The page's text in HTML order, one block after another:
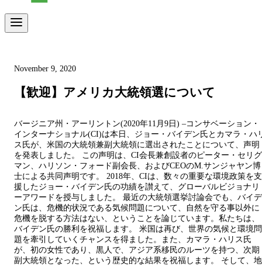
November 9, 2020
【歓迎】アメリカ大統領選について
バージニア州・アーリントン(2020年11月9日) –コンサベーション・
インターナショナル(CI)は本日、ジョー・バイデン氏とカマラ・ハ
ス氏が、米国の大統領兼副大統領に選出されたことについて、声明
を発表しました。 この声明は、CI会長兼創設者のピーター・セリグ
マン、ハリソン・フォード副会長、およびCEOのM.サンジャヤン博
士による共同声明です。 2018年、CIは、数々の重要な環境政策を支
援したジョー・バイデン氏の功績を讃えて、グローバルビジョナリ
ーアワードを授与しました。 最近の大統領選挙討論会でも、バイデ
ン氏は、危機的状況である気候問題について、自然を守る事以外に
危機を脱する方法はない、ということを論じています。私たちは、
バイデン氏の勝利を祝福します。 米国は再び、世界の気候と環境問
題を牽引していくチャンスを得ました。また、カマラ・ハリス氏
が、初の女性であり、黒人で、アジア系移民のルーツを持つ、次期
副大統領となった、という歴史的な結果を祝福します。 そして、地